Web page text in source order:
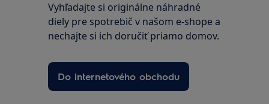
Vyhľadajte si originálne náhradné
diely pre spotrebič v našom e-shope a
nechajte si ich doručiť priamo domov.
Do internetového obchodu